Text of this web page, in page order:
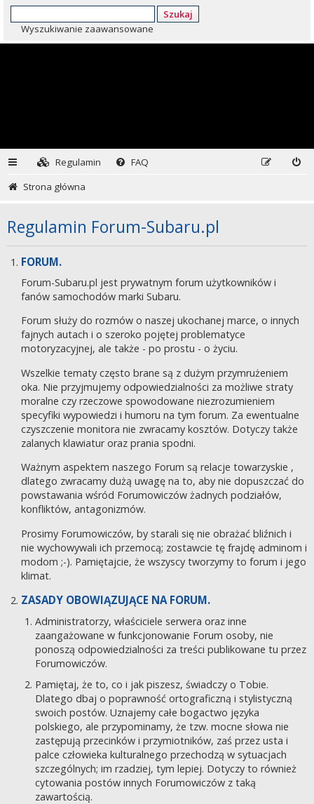
Szukaj
Wyszukiwanie zaawansowane
Regulamin
FAQ
Strona główna
Regulamin Forum-Subaru.pl
FORUM.
Forum-Subaru.pl jest prywatnym forum użytkowników i
fanów samochodów marki Subaru.
Forum służy do rozmów o naszej ukochanej marce, o innych
fajnych autach i o szeroko pojętej problematyce
motoryzacyjnej, ale także - po prostu - o życiu.
Wszelkie tematy często brane są z dużym przymrużeniem
oka. Nie przyjmujemy odpowiedzialności za możliwe straty
moralne czy rzeczowe spowodowane niezrozumieniem
specyfiki wypowiedzi i humoru na tym forum. Za ewentualne
czyszczenie monitora nie zwracamy kosztów. Dotyczy także
zalanych klawiatur oraz prania spodni.
Ważnym aspektem naszego Forum są relacje towarzyskie ,
dlatego zwracamy dużą uwagę na to, aby nie dopuszczać do
powstawania wśród Forumowiczów żadnych podziałów,
konfliktów, antagonizmów.
Prosimy Forumowiczów, by starali się nie obrażać bliźnich i
nie wychowywali ich przemocą; zostawcie tę frajdę adminom i
modom ;-). Pamiętajcie, że wszyscy tworzymy to forum i jego
klimat.
ZASADY OBOWIĄZUJĄCE NA FORUM.
Administratorzy, właściciele serwera oraz inne
zaangażowane w funkcjonowanie Forum osoby, nie
ponoszą odpowiedzialności za treści publikowane tu przez
Forumowiczów.
Pamiętaj, że to, co i jak piszesz, świadczy o Tobie.
Dlatego dbaj o poprawność ortograficzną i stylistyczną
swoich postów. Uznajemy całe bogactwo języka
polskiego, ale przypominamy, że tzw. mocne słowa nie
zastępują przecinków i przymiotników, zaś przez usta i
palce człowieka kulturalnego przechodzą w sytuacjach
szczególnych; im rzadziej, tym lepiej. Dotyczy to również
cytowania postów innych Forumowiczów z taką
zawartością.